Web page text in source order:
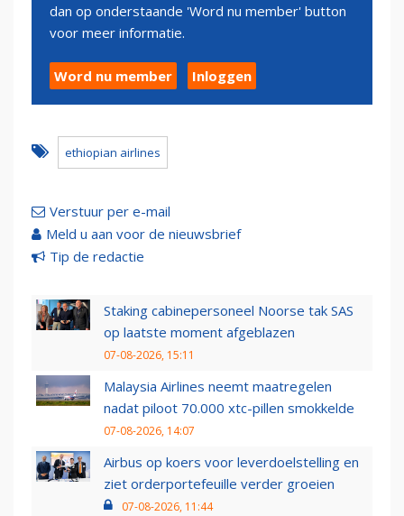
dan op onderstaande 'Word nu member' button
voor meer informatie.
Word nu member Inloggen
ethiopian airlines
Verstuur per e-mail
Meld u aan voor de nieuwsbrief
Tip de redactie
Staking cabinepersoneel Noorse tak SAS
op laatste moment afgeblazen
07-08-2026, 15:11
Malaysia Airlines neemt maatregelen
nadat piloot 70.000 xtc-pillen smokkelde
07-08-2026, 14:07
Airbus op koers voor leverdoelstelling en
ziet orderportefeuille verder groeien
07-08-2026, 11:44